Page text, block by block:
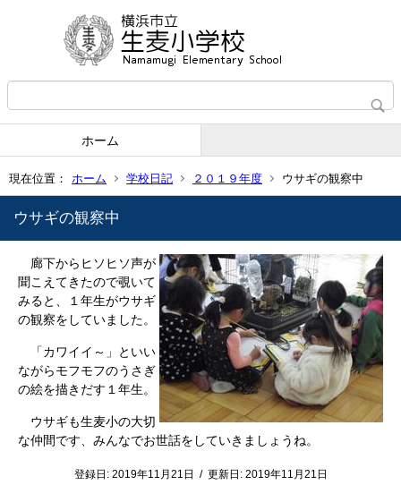
ホーム
現在位置： ホーム 学校日記 ２０１９年度 ウサギの観察中
ウサギの観察中
廊下からヒソヒソ声が
聞こえてきたので覗いて
みると、１年生がウサギ
の観察をしていました。
「カワイイ～」といい
ながらモフモフのうさぎ
の絵を描きだす１年生。
ウサギも生麦小の大切
な仲間です、みんなでお世話をしていきましょうね。
登録日: 2019年11月21日 / 更新日: 2019年11月21日